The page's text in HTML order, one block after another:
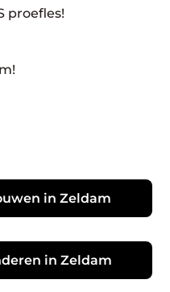
proefles!
in Zeldam
in Zeldam